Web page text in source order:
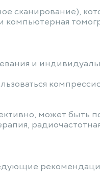
сканирование),
и
может быть